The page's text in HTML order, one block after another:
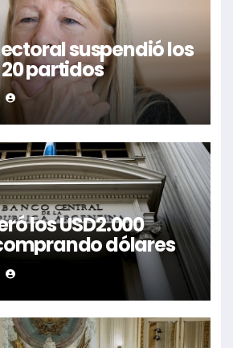
suspendió los
partidos
los USD2.000
dólares